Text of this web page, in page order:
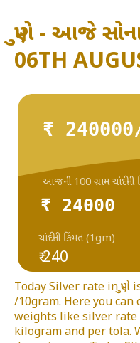
પુણે - આજે
06TH
₹
₹ 24000
₹ 240
ચાંદીની કિંમત (1gm)
આજની 100 ગ્રામ ચાંદીની
Today Silver rate in પુણે
/10gram. Here you
weights like silver rate
kilogram and per tola.